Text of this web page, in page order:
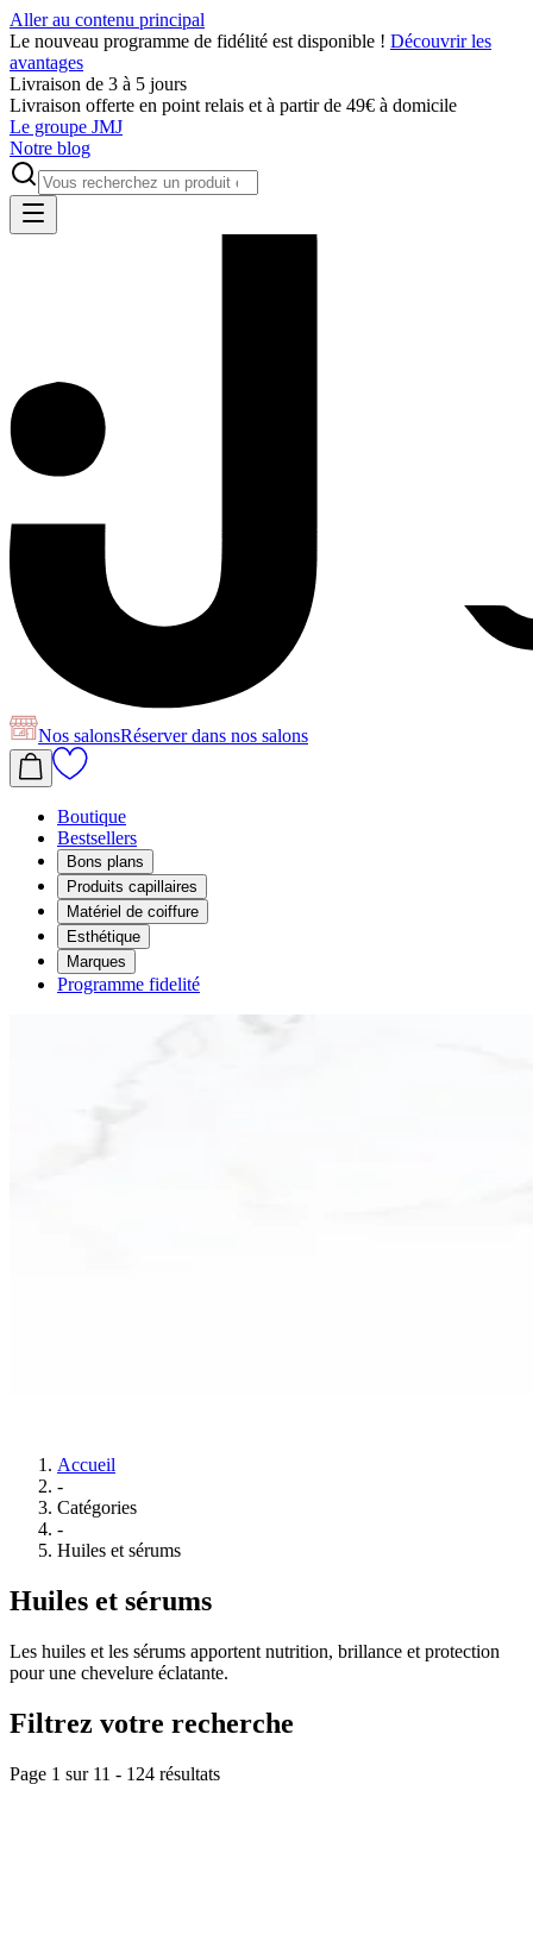
Aller au contenu principal
Le nouveau programme de fidélité est disponible ! Découvrir les
avantages
Livraison de 3 à 5 jours
Livraison offerte en point relais et à partir de 49€ à domicile
Le groupe JMJ
Notre blog
Nos salonsRéserverdans nos salons
Boutique
Bestsellers
Bons plans
Produits capillaires
Matériel de coiffure
Esthétique
Marques
Programme fidelité
Accueil
-
Catégories
-
Huiles et sérums
Huiles et sérums
Les huiles et les sérums apportent nutrition, brillance et protection
pour une chevelure éclatante.
Filtrez votre recherche
Page 1 sur 11 - 124 résultats